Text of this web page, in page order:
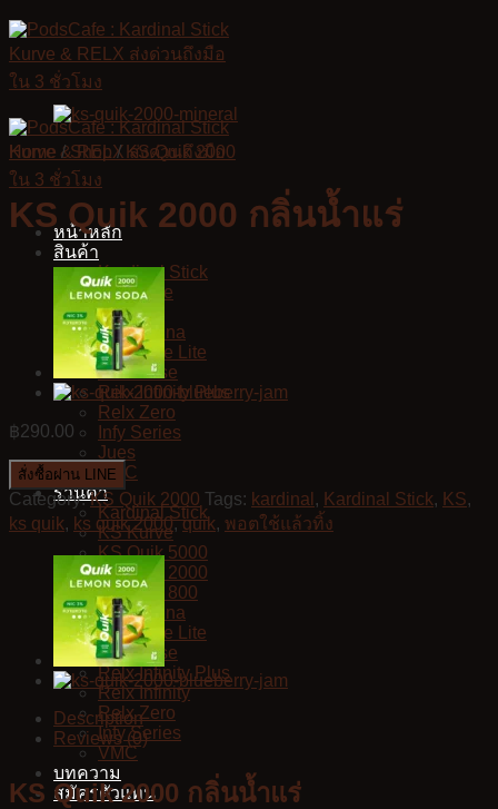
Skip
to
content
หน้าหลัก
สินค้า
Kardinal Stick
KS Kurve
KS Quik
KS Lumina
KS Kurve Lite
KS Xense
Relx Infinity Plus
Relx Zero
Infy Series
Jues
VMC
ร้านค้า
Kardinal Stick
KS Kurve
KS Quik 5000
KS Quik 2000
KS Quik 800
KS Lumina
KS Kurve Lite
KS Xense
Relx Infinity Plus
Relx Infinity
Relx Zero
Infy Series
VMC
บทความ
สมัครตัวแทน
Home / Shop / KS Quik 2000
KS Quik 2000 กลิ่นน้ำแร่
฿290.00
สั่งซื้อผ่าน LINE
Category:KS Quik 2000 Tags: kardinal , Kardinal Stick, KS,
ks quik, ks quik 2000,quik, พอตใช้แล้วทิ้ง
Description
Reviews (0)
KS Quik 2000 กลิ่นน้ำแร่